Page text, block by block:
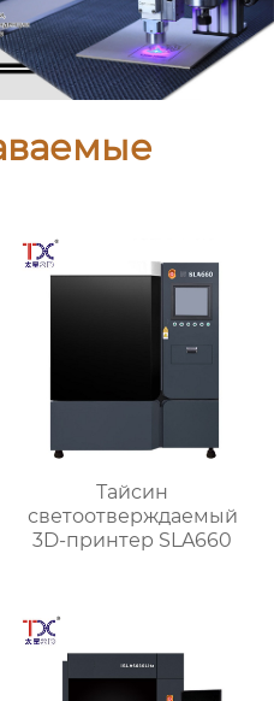
Тайсин
светоотверждаемый
3D-принтер SLA660